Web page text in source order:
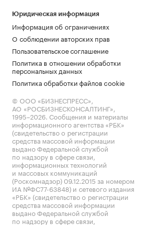
Юридическая информация
Информация об ограничениях
О соблюдении авторских прав
Пользовательское соглашение
Политика в отношении обработки
персональных данных
Политика обработки файлов cookie
© ООО «БИЗНЕСПРЕСС»,
АО «РОСБИЗНЕСКОНСАЛТИНГ»,
1995–2026. Сообщения и материалы
информационного агентства «РБК»
(свидетельство о регистрации
средства массовой информации
выдано Федеральной службой
по надзору в сфере связи,
информационных технологий
и массовых коммуникаций
(Роскомнадзор) 09.12.2015 за номером
ИА №ФС77-63848) и сетевого издания
«РБК» (свидетельство о регистрации
средства массовой информации
выдано Федеральной службой
по надзору в сфере связи,